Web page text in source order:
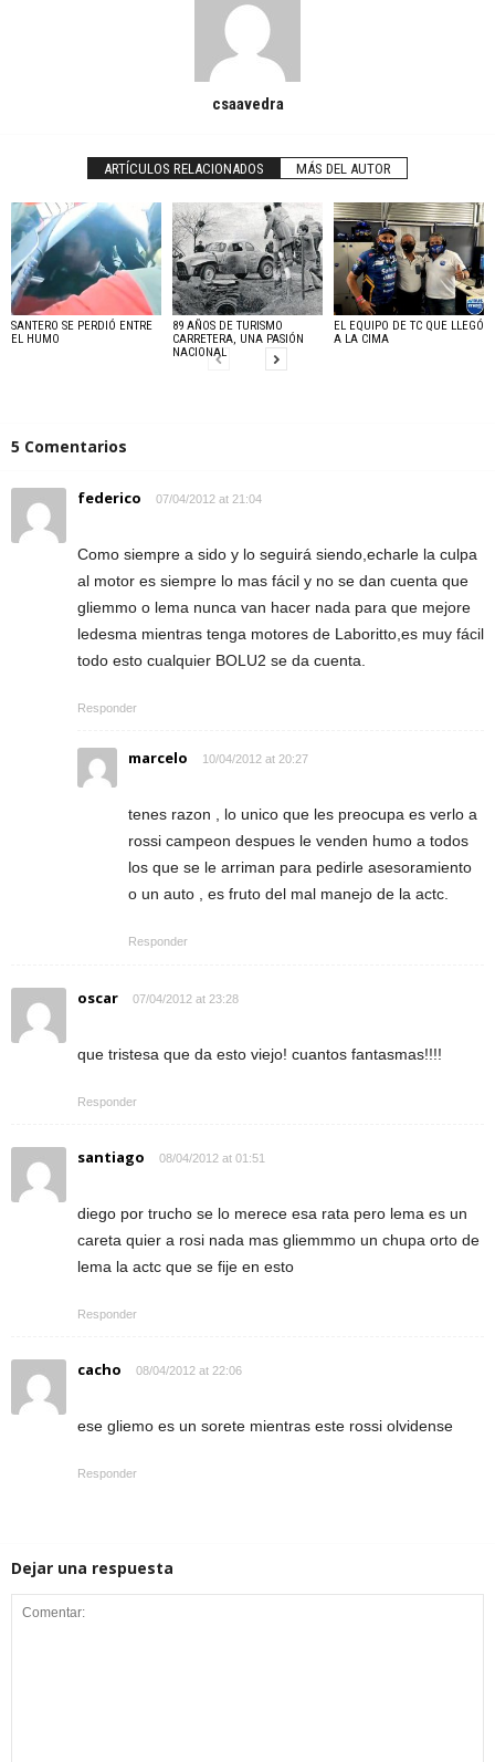
csaavedra
ARTÍCULOS RELACIONADOS MÁS DEL AUTOR
SANTERO SE PERDIÓ ENTRE
EL HUMO
89 AÑOS DE TURISMO
CARRETERA, UNA PASIÓN
NACIONAL
EL EQUIPO DE TC QUE LLEGÓ
A LA CIMA
5 Comentarios
federico 07/04/2012 at 21:04
Como siempre a sido y lo seguirá siendo,echarle la culpa
al motor es siempre lo mas fácil y no se dan cuenta que
gliemmo o lema nunca van hacer nada para que mejore
ledesma mientras tenga motores de Laboritto,es muy fácil
todo esto cualquier BOLU2 se da cuenta.
Responder
marcelo 10/04/2012 at 20:27
tenes razon , lo unico que les preocupa es verlo a
rossi campeon despues le venden humo a todos
los que se le arriman para pedirle asesoramiento
o un auto , es fruto del mal manejo de la actc.
Responder
oscar 07/04/2012 at 23:28
que tristesa que da esto viejo! cuantos fantasmas!!!!
Responder
santiago 08/04/2012 at 01:51
diego por trucho se lo merece esa rata pero lema es un
careta quier a rosi nada mas gliemmmo un chupa orto de
lema la actc que se fije en esto
Responder
cacho 08/04/2012 at 22:06
ese gliemo es un sorete mientras este rossi olvidense
Responder
Dejar una respuesta